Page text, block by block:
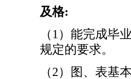
及格:
（1）能完成毕
规定的要求。
（2）图、表基